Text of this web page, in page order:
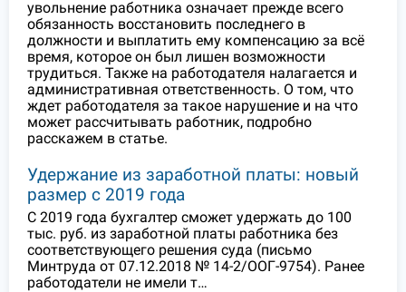
увольнение работника означает прежде всего
обязанность восстановить последнего в
должности и выплатить ему компенсацию за всё
время, которое он был лишен возможности
трудиться. Также на работодателя налагается и
административная ответственность. О том, что
ждет работодателя за такое нарушение и на что
может рассчитывать работник, подробно
расскажем в статье.
Удержание из заработной платы: новый
размер с 2019 года
С 2019 года бухгалтер сможет удержать до 100
тыс. руб. из заработной платы работника без
соответствующего решения суда (письмо
Минтруда от 07.12.2018 № 14-2/ООГ-9754). Ранее
работодатели не имели т…